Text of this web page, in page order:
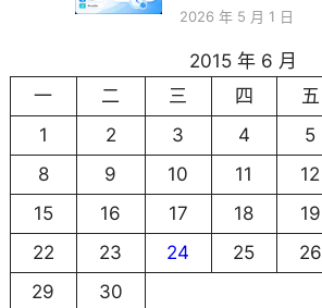
2026 年 5 月 1 日
2015 年 6 月
一
二 三 四 五
1
2 3 4 5
8
9 10 11 12
15
16 17 18 19
22
23 24 25 26
29
30